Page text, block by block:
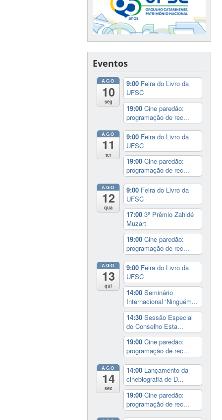
Eventos
AGO
10
seg
9:00 Feira do Livro da
UFSC
19:00Cine paredão:
programação de rec...
AGO
11
ter
9:00 Feira do Livro da
UFSC
19:00Cine paredão:
programação de rec...
AGO
12
qua
9:00 Feira do Livro da
UFSC
17:003º Prêmio Zahidé
Muzart
19:00Cine paredão:
programação de rec...
AGO
13
qui
9:00 Feira do Livro da
UFSC
14:00Seminário
Internacional ‘Ninguém...
14:30Sessão Especial
do Conselho Esta...
19:00Cine paredão:
programação de rec...
AGO
14
sex
14:00 Lançamento da
cinebiografia de D...
19:00Cine paredão:
programação de rec...